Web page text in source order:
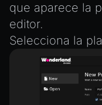
que aparece la
editor.
Selecciona la
MeshManager
MorphTargets
Object3D
ParticleEffect